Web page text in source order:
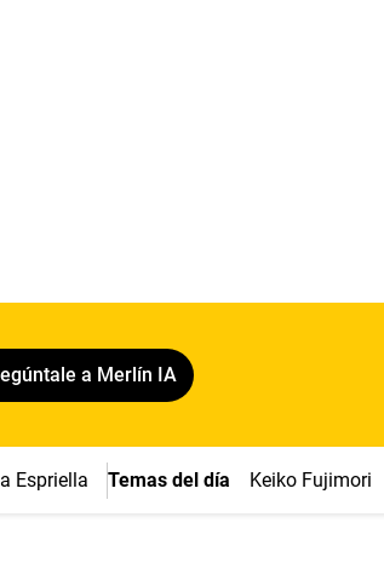
a Merlín IA
Espriella Temas del día Keiko Fujimori